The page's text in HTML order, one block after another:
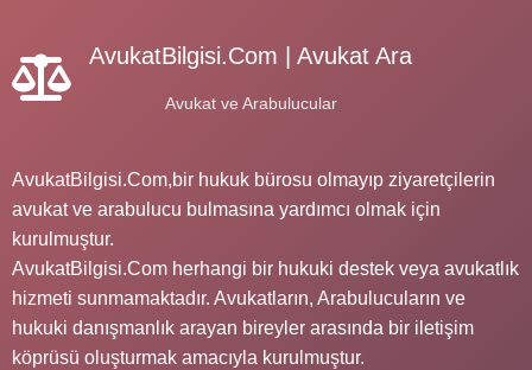
AvukatBilgisi.Com | Avukat Ara
Avukat ve Arabulucular
AvukatBilgisi.Com,bir hukuk bürosu olmayıp ziyaretçilerin
avukat ve arabulucu bulmasına yardımcı olmak için
kurulmuştur.
AvukatBilgisi.Com herhangi bir hukuki destek veya avukatlık
hizmeti sunmamaktadır. Avukatların, Arabulucuların ve
hukuki danışmanlık arayan bireyler arasında bir iletişim
köprüsü oluşturmak amacıyla kurulmuştur.